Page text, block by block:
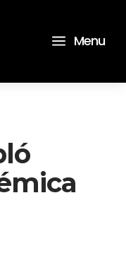
a Menu